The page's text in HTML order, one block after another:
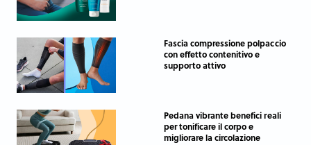
Fascia compressione polpaccio
con effetto contenitivo e
supporto attivo
Pedana vibrante benefici reali
per tonificare il corpo e
migliorare la circolazione